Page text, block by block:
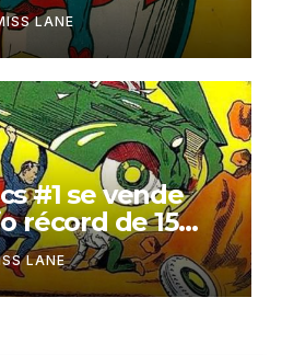
LANE
#1 se vende
récord de 15
LANE